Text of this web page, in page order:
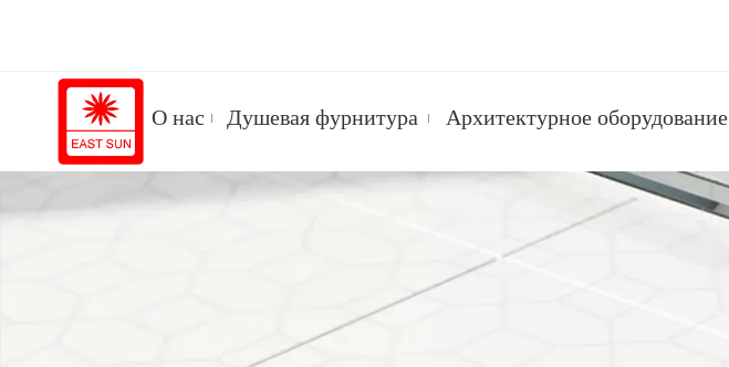
О нас Душевая фурнитура Архитектурное оборудование